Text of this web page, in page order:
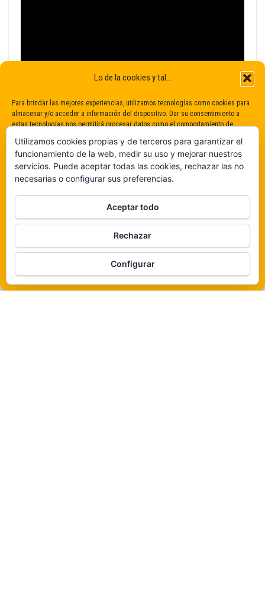
Lo de la cookies y tal...
Para brindar las mejores experiencias, utilizamos tecnologías como cookies para
almacenar y/o acceder a información del dispositivo. Dar su consentimiento a
estas tecnologías nos permitirá procesar datos como el comportamiento de
consentimiento puede afectar negativamente a determinadas características y
funciones.
De ninguna manera
Veámos que hay aquí
Política de cookies
WordPress |Tema:
Utilizamos cookies propias y de terceros para garantizar el
funcionamiento de la web, medir su uso y mejorar nuestros
servicios. Puede aceptar todas las cookies, rechazar las no
necesarias o configurar sus preferencias.
Aceptar todo
Rechazar
Configurar